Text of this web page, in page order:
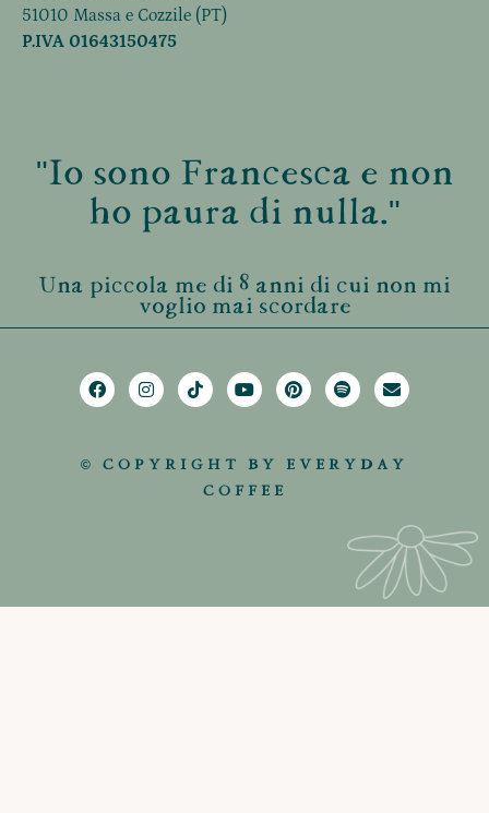
51010 Massa e Cozzile (PT)
P.IVA 01643150475
"Io sono Francesca e non
ho paura di nulla."
Una piccola me di 8 anni di cui non mi
voglio mai scordare
© COPYRIGHT BY EVERYDAY
COFFEE